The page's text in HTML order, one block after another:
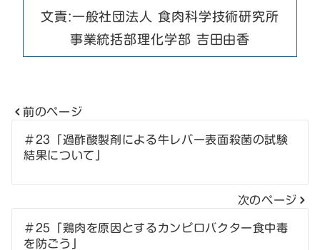
文責:一般社団法人 食肉科学技術研究所
事業統括部理化学部 吉田由香
投
稿
ナ
ビ
ゲ
前のページ
＃23「過酢酸製剤による牛レバー表面殺菌の試験
結果について」
次のページ
＃25「鶏肉を原因とするカンピロバクター食中毒
を防ごう」